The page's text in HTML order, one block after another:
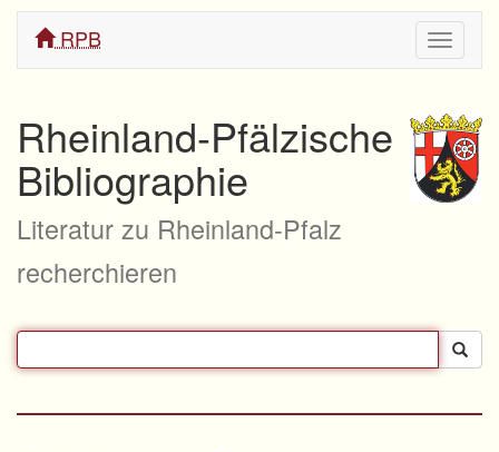
ein/
RPB
Rheinland-Pfälzische
Bibliographie
Literatur zu Rheinland-Pfalz
recherchieren